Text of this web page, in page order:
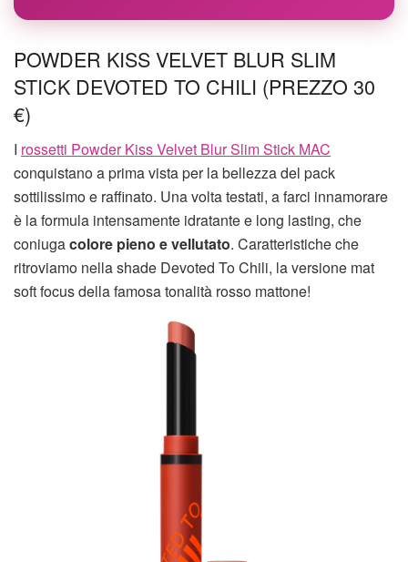
POWDER KISS VELVET BLUR SLIM
STICK DEVOTED TO CHILI (PREZZO 30
€)
I rossetti Powder Kiss Velvet Blur Slim Stick MAC
conquistano a prima vista per la bellezza del pack
sottilissimo e raffinato. Una volta testati, a farci innamorare
è la formula intensamente idratante e long lasting, che
coniugacolore pieno e vellutato. Caratteristiche che
ritroviamo nella shade Devoted To Chili, la versione mat
soft focus della famosa tonalità rosso mattone!